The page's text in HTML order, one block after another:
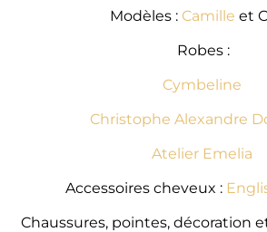
Modèles : Camille et
Robes :
Cymbeline
Christophe Alexandre
Atelier Emelia
Accessoires cheveux :
Chaussures, pointes, décoration